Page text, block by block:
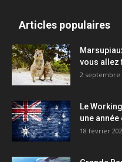
Articles populaires
vous allez
2 septembre
Le
une année
18 février